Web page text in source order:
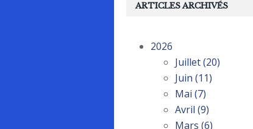
ARTICLES ARCHIVÉS
2026
Juillet(20)
Juin (11)
Mai (7)
Avril (9)
Mars (6)